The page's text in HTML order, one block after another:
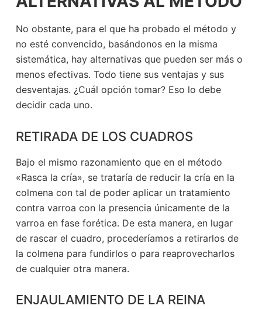
No obstante, para el que ha probado el método y
no esté convencido, basándonos en la misma
sistemática, hay alternativas que pueden ser más o
menos efectivas. Todo tiene sus ventajas y sus
desventajas. ¿Cuál opción tomar? Eso lo debe
decidir cada uno.
RETIRADA DE LOS CUADROS
Bajo el mismo razonamiento que en el método
«Rasca la cría», se trataría de reducir la cría en la
colmena con tal de poder aplicar un tratamiento
contra varroa con la presencia únicamente de la
varroa en fase forética. De esta manera, en lugar
de rascar el cuadro, procederíamos a retirarlos de
la colmena para fundirlos o para reaprovecharlos
de cualquier otra manera.
ENJAULAMIENTO DE LA REINA